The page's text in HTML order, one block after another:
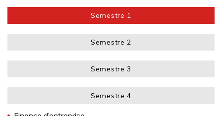
Semestre 1
Semestre 2
Semestre 3
Semestre 4